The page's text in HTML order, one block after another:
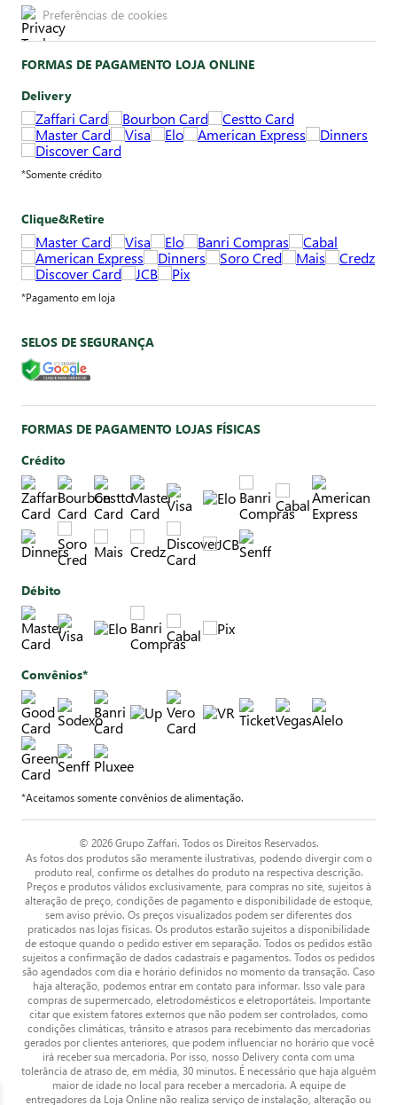
Preferências de cookies
FORMAS DE PAGAMENTO LOJA ONLINE
Delivery
*Somente crédito
Clique&Retire
*Pagamento em loja
SELOS DE SEGURANÇA
FORMAS DE PAGAMENTO LOJAS FÍSICAS
Crédito
Débito
Convênios*
*Aceitamos somente convênios de alimentação.
© 2026 Grupo Zaffari. Todos os Direitos Reservados.
As fotos dos produtos são meramente ilustrativas, podendo divergir com o
produto real, confirme os detalhes do produto na respectiva descrição.
Preços e produtos válidos exclusivamente, para compras no site, sujeitos à
alteração de preço, condições de pagamento e disponibilidade de estoque,
sem aviso prévio. Os preços visualizados podem ser diferentes dos
praticados nas lojas físicas. Os produtos estarão sujeitos a disponibilidade
de estoque quando o pedido estiver em separação. Todos os pedidos estão
sujeitos a confirmação de dados cadastrais e pagamentos. Todos os pedidos
são agendados com dia e horário definidos no momento da transação. Caso
haja alteração, podemos entrar em contato para informar. Isso vale para
compras de supermercado, eletrodomésticos e eletroportáteis. Importante
citar que existem fatores externos que não podem ser controlados, como
condições climáticas, trânsito e atrasos para recebimento das mercadorias
gerados por clientes anteriores, que podem influenciar no horário que você
irá receber sua mercadoria. Por isso, nosso Delivery conta com uma
tolerância de atraso de, em média, 30 minutos. É necessário que haja alguém
maior de idade no local para receber a mercadoria. A equipe de
entregadores da Loja Online não realiza serviço de instalação, alteração ou